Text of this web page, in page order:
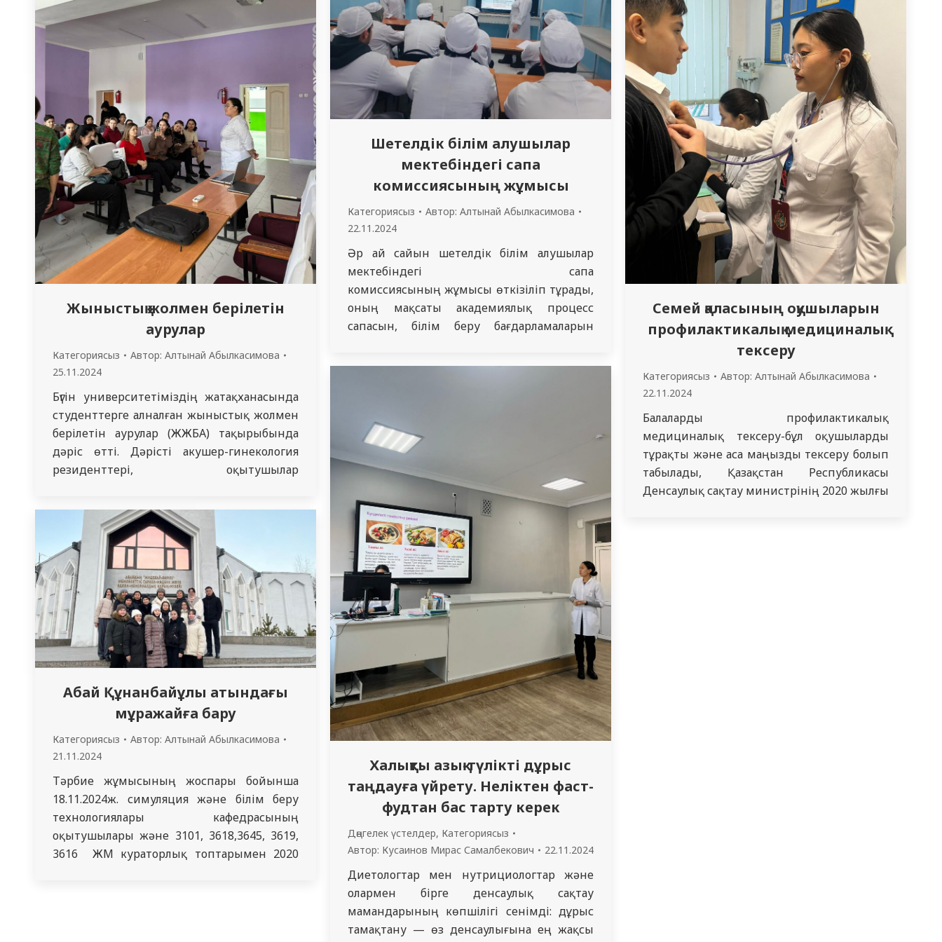
Жыныстық жолмен берілетін
аурулар
Категориясыз Автор: Алтынай Абылкасимова
25.11.2024
Бүгін университетіміздің жатақханасында
студенттерге алналған жыныстық жолмен
берілетін аурулар (ЖЖБА) тақырыбында
дәріс өтті. Дәрісті акушер-гинекология
резиденттері, оқытушылар
инфекциялардың әртүрлі түрлері, олардың
белгілері, диагностикасы мен емдеу
әдістері туралы толық мәлімет берді.
Профилактикалық шаралар, қорғаныс
құралдарын пайдалану және тұрақты
медициналық тексерулердің
маңыздылығы туралы ерекше айтылды.
Сондай-ақ, ЖЖБА таралуын болдырмаудың
өзекті мәселелері және білім беру…
Шетелдік білім алушылар
мектебіндегі сапа
комиссиясының жұмысы
Категориясыз Автор: Алтынай Абылкасимова
22.11.2024
Әр ай сайын шетелдік білім алушылар
мектебіндегі сапа
комиссиясының жұмысы өткізіліп тұрады,
оның мақсаты академиялық процесс
сапасын, білім беру бағдарламаларын
табылады. 2024 жылдың 21 және 22
дерматовенерология және иммунология
кафедрасындағы (3234 топ, қан және
лимфа жүйесінің патологиясы,…
Семей қаласының оқушыларын
профилактикалық медициналық
тексеру
Категориясыз Автор: Алтынай Абылкасимова
22.11.2024
Балаларды профилактикалық
медициналық тексеру-бұл оқушыларды
тұрақты және аса маңызды тексеру болып
табылады, Қазақстан Республикасы
Денсаулық сақтау министрінің 2020 жылғы
Халықты азық-түлікті дұрыс
таңдауға үйрету. Неліктен фаст-
фудтан бас тарту керек
Дөңгелек үстелдер, Категориясыз
Автор: Кусаинов Мирас Самалбекович 22.11.2024
Диетологтар мен нутрициологтар және
олармен бірге денсаулық сақтау
мамандарының көпшілігі сенімді: дұрыс
тамақтану — өз денсаулығына ең жақсы
Абай Құнанбайұлы атындағы
мұражайға бару
Категориясыз Автор: Алтынай Абылкасимова
21.11.2024
Тәрбие жұмысының жоспары бойынша
18.11.2024ж. симуляция және білім беру
технологиялары кафедрасының
оқытушылары және 3101, 3618,3645, 3619,
3616 ЖМ кураторлық топтарымен 2020